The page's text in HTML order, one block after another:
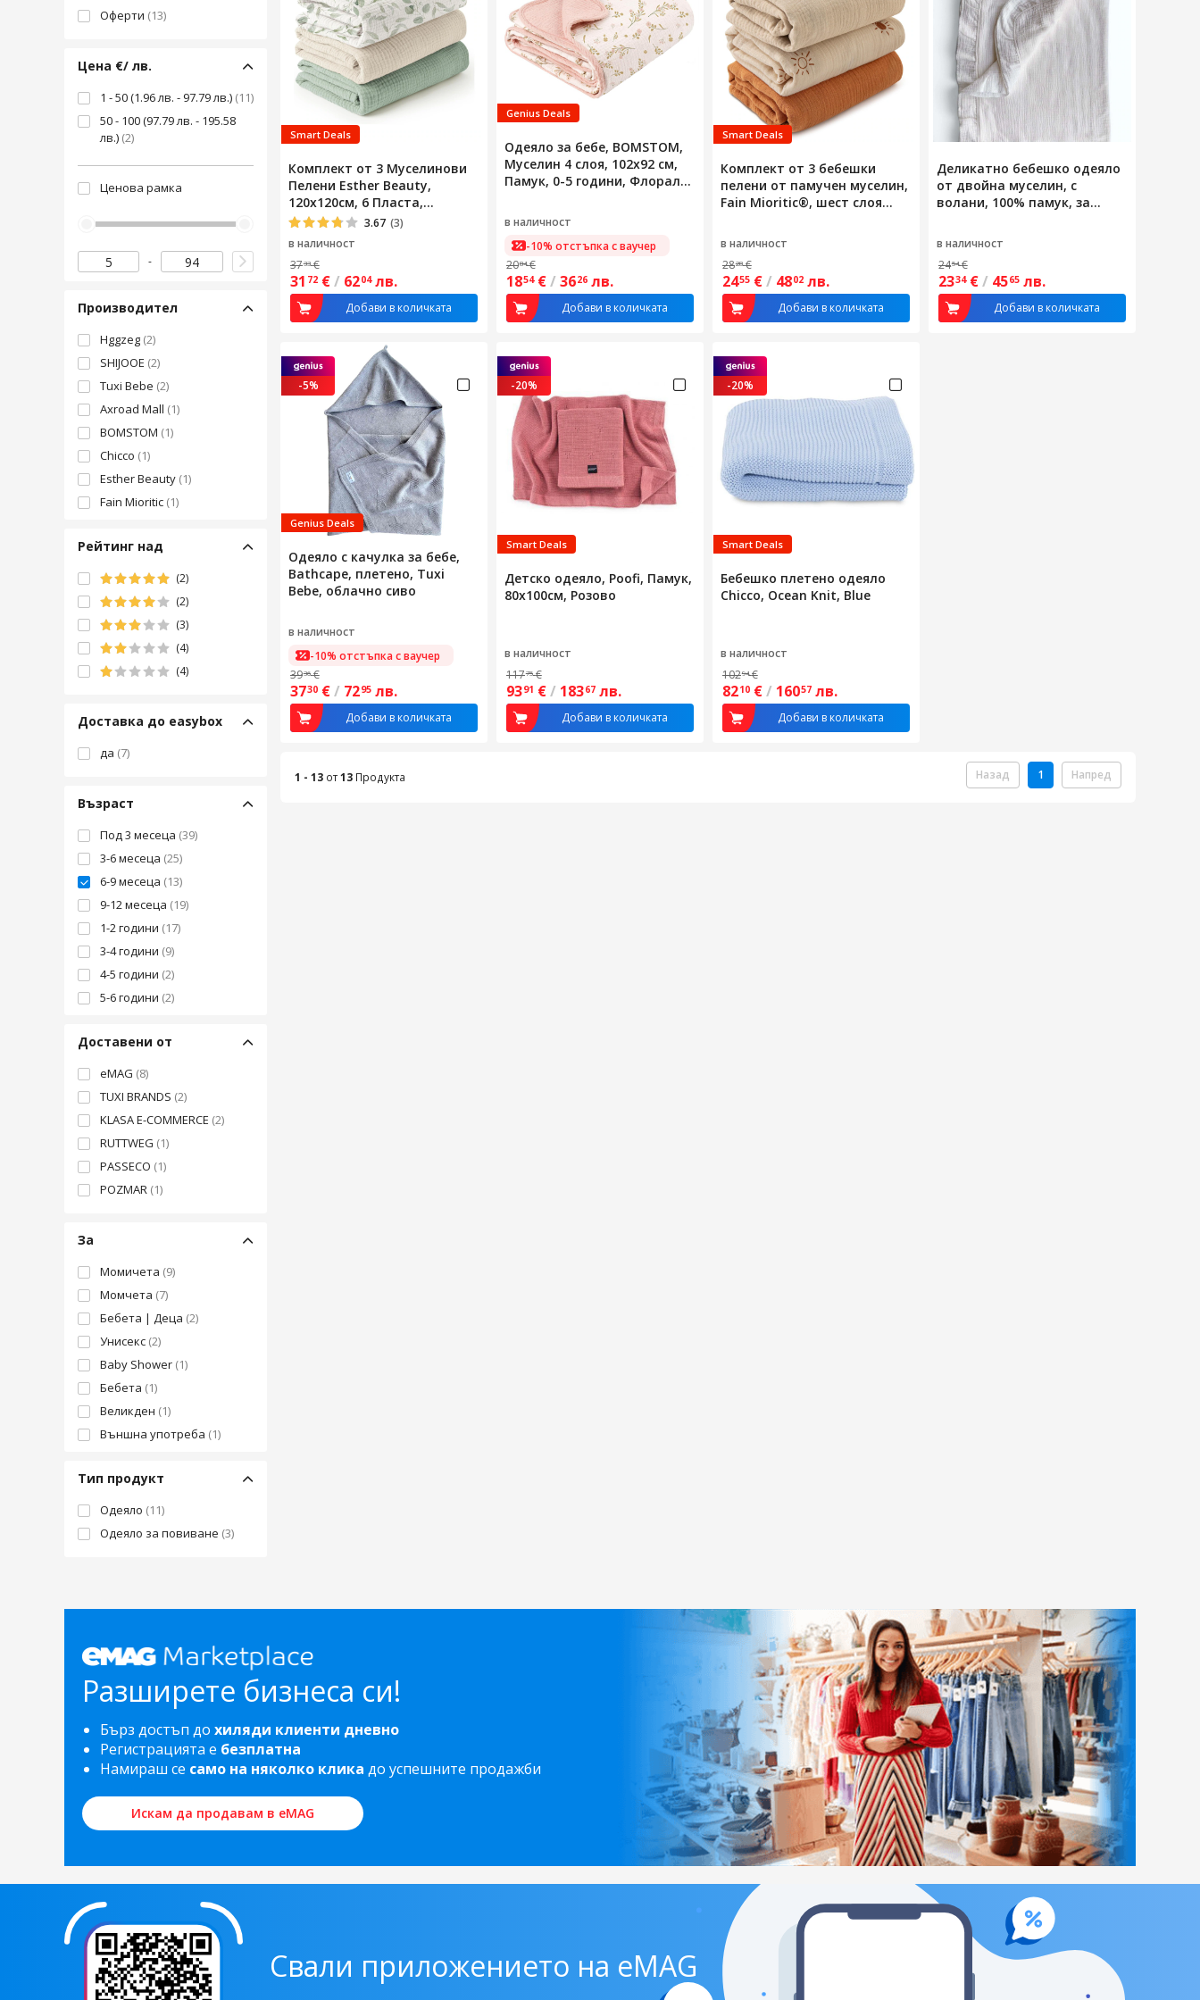
Оферти (13)
Цена €/ лв.
1 - 50 (1.96 лв. - 97.79 лв.) (11)
50 - 100 (97.79 лв. - 195.58
лв.) (2)
Ценова рамка
Производител
Hggzeg (2)
SHIJOOE (2)
Tuxi Bebe (2)
Axroad Mall (1)
BOMSTOM (1)
Chicco (1)
Esther Beauty (1)
Fain Mioritic (1)
Visunso(1)
Рейтинг над
(2)
(2)
(3)
(4)
(4)
Доставка до easybox
да (7)
Възраст
Под 3 месеца (39)
3-6 месеца (25)
6-9 месеца (13)
9-12 месеца (19)
1-2 години (17)
3-4 години (9)
4-5 години (2)
5-6 години (2)
Доставени от
eMAG (8)
TUXI BRANDS (2)
KLASA E-COMMERCE (2)
RUTTWEG (1)
PASSECO (1)
POZMAR (1)
За
Момичета (9)
Момчета (7)
Бебета | Деца (2)
Унисекс (2)
Baby Shower (1)
Бебета (1)
Великден (1)
Външна употреба (1)
Интериор(1)
Подарък (1)
коледен подарък
Тип продукт
Одеяло (11)
Одеяло за повиване (3)
Smart Deals
Комплект от 3 Муселинови
Пелени Esther Beauty,
120x120см, 6 Пласта,
Многоцветен Зелен
3.67 (3)
в наличност
3733 €
31 72 €/ 6204 лв.
Добави в количката
Genius Deals
Одеяло за бебе, BOMSTOM,
Муселин 4 слоя, 102x92 см,
Памук, 0-5 години, Флорален
в наличност
-10% отстъпка с ваучер
2084 €
1854 €/ 3626 лв.
Добави в количката
Smart Deals
Комплект от 3 бебешки
пелени от памучен муселин,
Fain Mioritic®, шест слоя
в наличност
2828 €
2455 €/ 4802 лв.
Добави в количката
Деликатно бебешко одеяло
от двойна муселин, с
волани, 100% памук, за
cloud, кремаво
в наличност
2454 €
2334 €/ 4565 лв.
Добави в количката
-5%
Genius Deals
Одеяло с качулка за бебе,
Bathcape, плетено, Tuxi
Bebe, облачно сиво
в наличност
-10% отстъпка с ваучер
3936 €
3730 €/ 7295 лв.
Добави в количката
-20%
Smart Deals
Детско одеяло, Poofi, Памук,
80х100см, Розово
в наличност
11775 €
9391 €/ 18367 лв.
Добави в количката
-20%
Smart Deals
Бебешко плетено одеяло
Chicco, Ocean Knit, Blue
в наличност
10294 €
8210 €/ 16057 лв.
Добави в количката
1 - 13 от13 Продукта Назад 1 Напред
Разширете бизнеса си!
Бърз достъп до хиляди клиенти дневно
Регистрацията е безплатна
Намираш се само на няколко клика до успешните продажби
Искам да продавам в eMAG
Свали приложението на eMAG